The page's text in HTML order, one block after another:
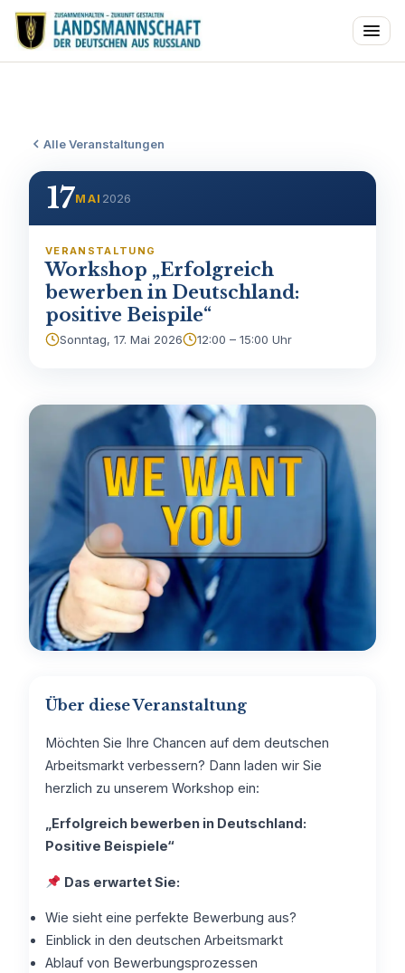
Alle Veranstaltungen
17MAI 2026
VERANSTALTUNG
Workshop „Erfolgreich
bewerben in Deutschland:
positive Beispile“
Sonntag, 17. Mai 2026 12:00 – 15:00 Uhr
Über diese Veranstaltung
Möchten Sie Ihre Chancen auf dem deutschen
Arbeitsmarkt verbessern? Dann laden wir Sie
herzlich zu unserem Workshop ein:
„Erfolgreich bewerben in Deutschland:
Positive Beispiele“
Das erwartet Sie:
Wie sieht eine perfekte Bewerbung aus?
Einblick in den deutschen Arbeitsmarkt
Ablauf von Bewerbungsprozessen